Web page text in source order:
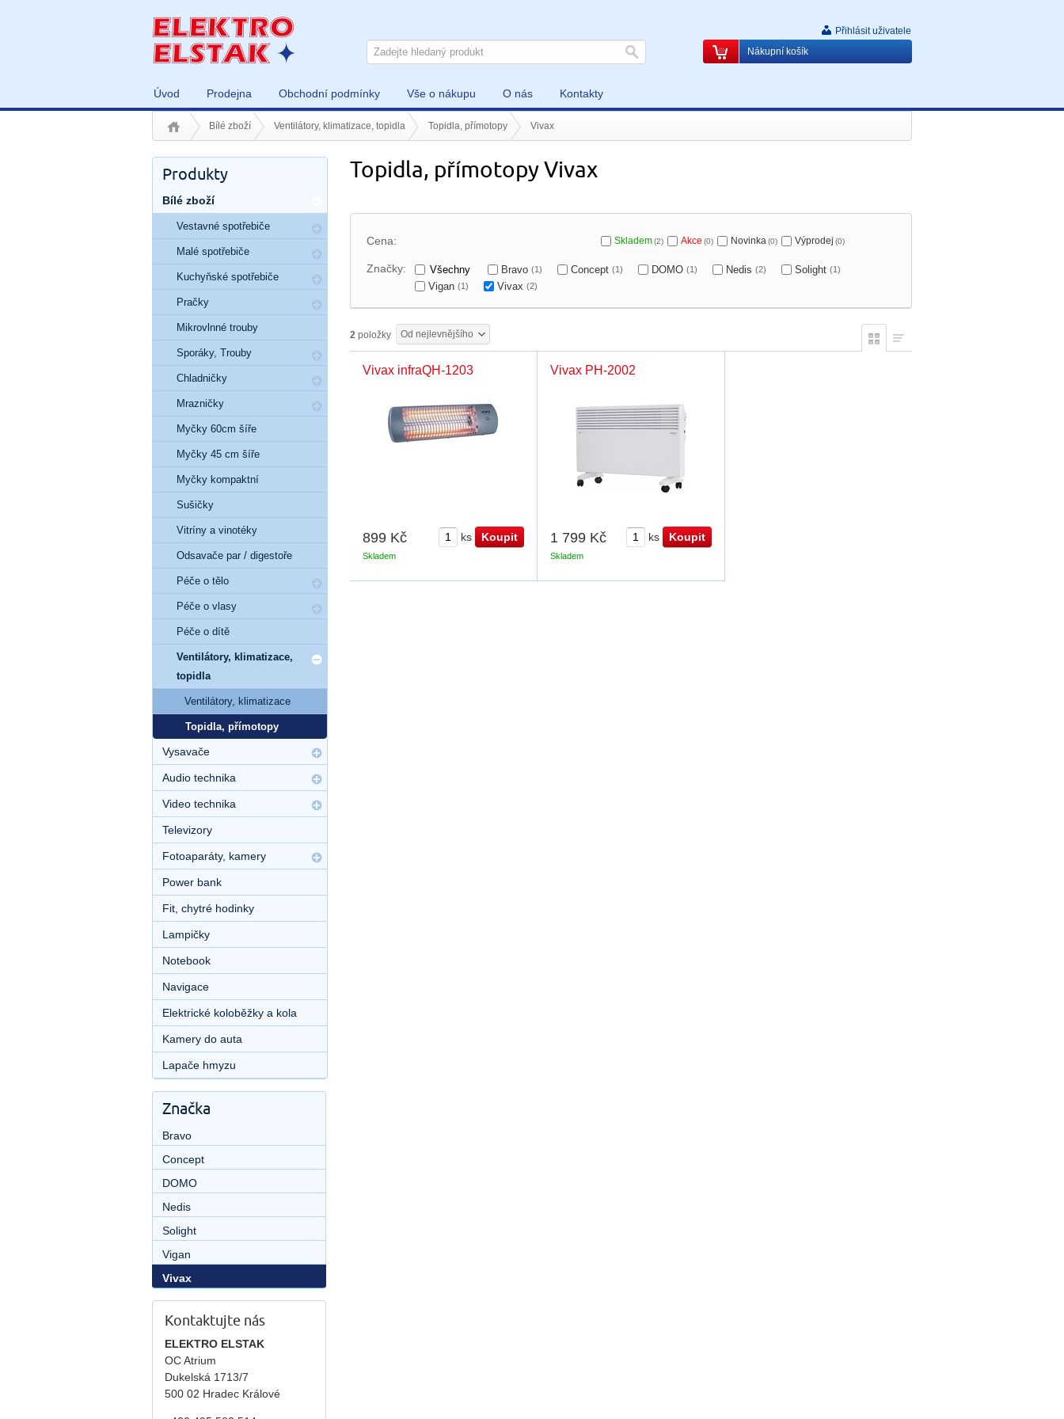
Úvod Prodejna Obchodní podmínky Vše o nákupu O nás Kontakty
Přihlásit uživatele
Nákupní košík
Bílé zboží Ventilátory, klimatizace, topidla Topidla, přímotopy Vivax
Topidla, přímotopy Vivax
Cena: Skladem(2) Akce (0) Novinka(0) Výprodej (0)
Značky: Všechny Bravo (1) Concept (1) DOMO (1) Nedis (2) Solight (1)
Vigan (1) Vivax (2)
2 položky Od nejlevnějšího
Vivax infraQH-1203
899 Kč ks
Skladem
Vivax PH-2002
1 799 Kč ks
Skladem
Produkty
Bílé zboží
Vestavné spotřebiče
Malé spotřebiče
Kuchyňské spotřebiče
Pračky
Mikrovlnné trouby
Sporáky, Trouby
Chladničky
Mrazničky
Myčky 60cm šíře
Myčky 45 cm šíře
Myčky kompaktní
Sušičky
Vitríny a vinotéky
Odsavače par / digestoře
Péče o tělo
Péče o vlasy
Péče o dítě
Ventilátory, klimatizace,
topidla
Ventilátory, klimatizace
Topidla, přímotopy
Vysavače
Audio technika
Video technika
Televizory
Fotoaparáty, kamery
Power bank
Fit, chytré hodinky
Lampičky
Notebook
Navigace
Elektrické koloběžky a kola
Kamery do auta
Lapače hmyzu
Značka
Bravo
Concept
DOMO
Nedis
Solight
Vigan
Vivax
Kontaktujte nás
ELEKTRO ELSTAK
OC Atrium
Dukelská 1713/7
500 02 Hradec Králové